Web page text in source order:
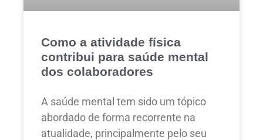
Como a atividade física
contribui para saúde mental
dos colaboradores
A saúde mental tem sido um tópico
abordado de forma recorrente na
atualidade, principalmente pelo seu